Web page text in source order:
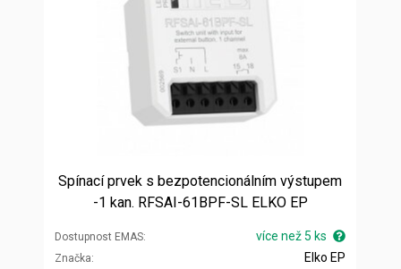
Spínací prvek s bezpotencionálním výstupem
-1 kan. RFSAI-61BPF-SL ELKO EP
Dostupnost EMAS více než 5 ks
Značka
Elko EP